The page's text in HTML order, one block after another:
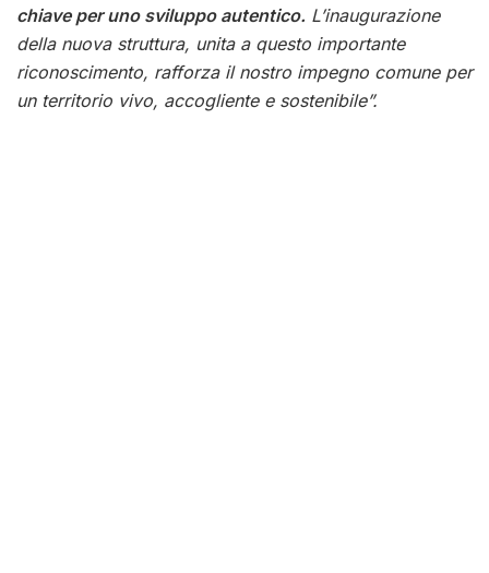
chiave per uno sviluppo autentico. L’inaugurazione
della nuova struttura, unita a questo importante
riconoscimento, rafforza il nostro impegno comune per
un territorio vivo, accogliente e sostenibile”.